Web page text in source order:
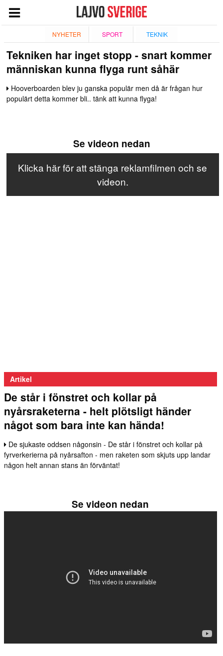
NYHETER SPORT TEKNIK
NYHETER
NÖJE
TV
SPORT
Tekniken har inget stopp - snart kommer
människan kunna flyga runt såhär
Hooverboarden blev ju ganska populär men då är frågan hur
populärt detta kommer bli.. tänk att kunna flyga!
Se videon nedan
Klicka här för att stänga reklamfilmen och se
videon.
Artikel
De står i fönstret och kollar på
nyårsraketerna - helt plötsligt händer
något som bara inte kan hända!
De sjukaste oddsen någonsin - De står i fönstret och kollar på
fyrverkerierna på nyårsafton - men raketen som skjuts upp landar
någon helt annan stans än förväntat!
Se videon nedan